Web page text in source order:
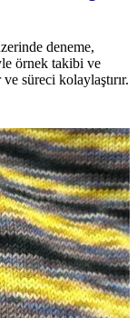
deneme,
örnek takibi ve
süreci kolaylaştırır.